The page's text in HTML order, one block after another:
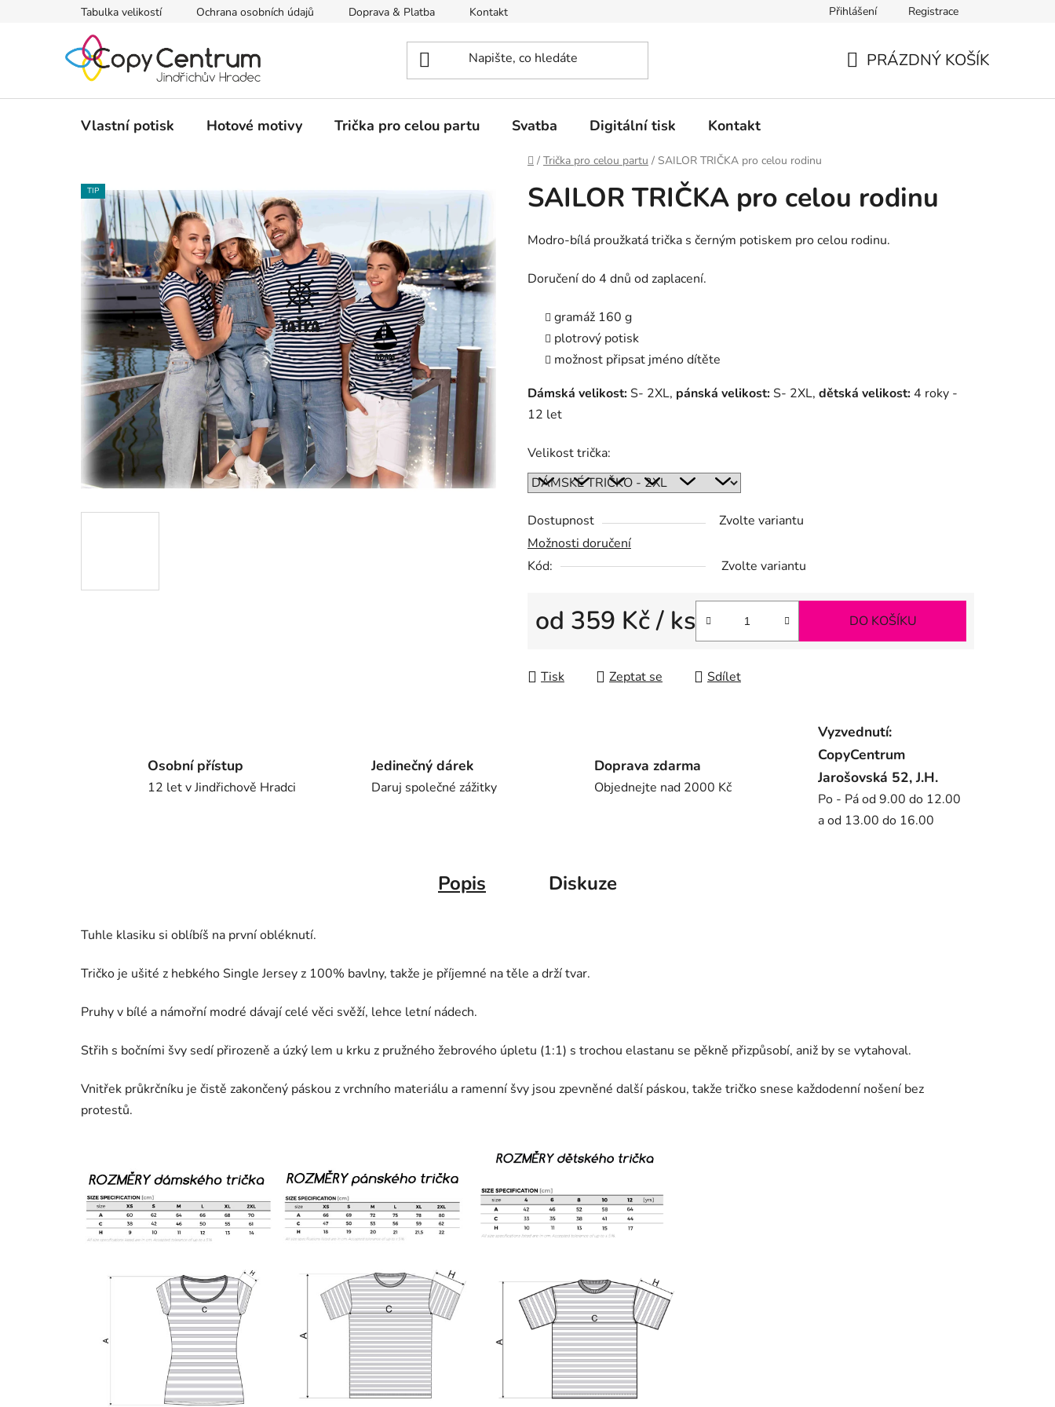
Tabulka velikostí Ochrana osobních údajů Doprava & Platba Kontakt Přihlášení Registrace
PRÁZDNÝ KOŠÍK
Vlastní potisk Hotové motivy Trička pro celou partu Svatba Digitální tisk Kontakt
Domů
/ Trička pro celou partu / SAILOR TRIČKA pro celou rodinu
SAILOR TRIČKA pro celou rodinu
Modro-bílá proužkatá trička s černým potiskem pro celou rodinu.
Doručení do 4 dnů od zaplacení.
gramáž 160 g
plotrový potisk
možnost připsat jméno dítěte
Dámská velikost:S- 2XL, pánská velikost:S- 2XL, dětská velikost: 4 roky -
12 let
Velikost trička:
Dostupnost
Zvolte variantu
Možnosti doručení
Kód:
Zvolte variantu
od 359 Kč/ ks DO KOŠÍKU
Tisk Zeptat se Sdílet
TIP
Osobní přístup
12 let v Jindřichově Hradci
Jedinečný dárek
Daruj společné zážitky
Doprava zdarma
Objednejte nad 2000 Kč
Vyzvednutí:
CopyCentrum
Jarošovská 52, J.H.
Po - Pá od 9.00 do 12.00
a od 13.00 do 16.00
Popis Diskuze
Tuhle klasiku si oblíbíš na první obléknutí.
Tričko je ušité z hebkého Single Jersey z 100% bavlny, takže je příjemné na těle a drží tvar.
Pruhy v bílé a námořní modré dávají celé věci svěží, lehce letní nádech.
Střih s bočními švy sedí přirozeně a úzký lem u krku z pružného žebrového úpletu (1:1) s trochou elastanu se pěkně přizpůsobí, aniž by se vytahoval.
Vnitřek průkrčníku je čistě zakončený páskou z vrchního materiálu a ramenní švy jsou zpevněné další páskou, takže tričko snese každodenní nošení bez
protestů.